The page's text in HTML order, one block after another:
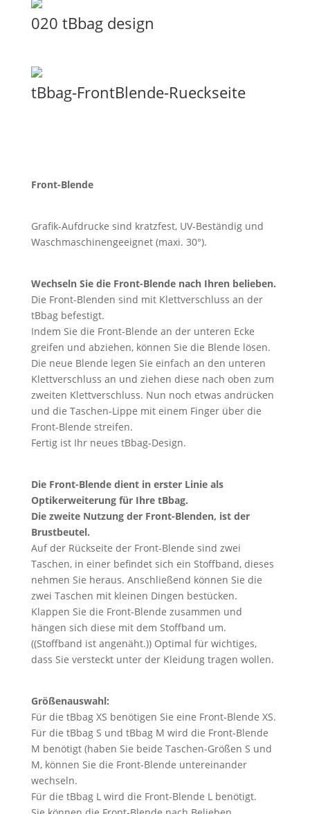
020 tBbag design
tBbag-FrontBlende-Rueckseite
Front-Blende
Grafik-Aufdrucke sind kratzfest, UV-Beständig und
Waschmaschinengeeignet (maxi. 30°).
Wechseln Sie die Front-Blende nach Ihren belieben.
Die Front-Blenden sind mit Klettverschluss an der
tBbag befestigt.
Indem Sie die Front-Blende an der unteren Ecke
greifen und abziehen, können Sie die Blende lösen.
Die neue Blende legen Sie einfach an den unteren
Klettverschluss an und ziehen diese nach oben zum
zweiten Klettverschluss. Nun noch etwas andrücken
und die Taschen-Lippe mit einem Finger über die
Front-Blende streifen.
Fertig ist Ihr neues tBbag-Design.
Die Front-Blende dient in erster Linie als
Optikerweiterung für Ihre tBbag.
Die zweite Nutzung der Front-Blenden, ist der
Brustbeutel.
Auf der Rückseite der Front-Blende sind zwei
Taschen, in einer befindet sich ein Stoffband, dieses
nehmen Sie heraus. Anschließend können Sie die
zwei Taschen mit kleinen Dingen bestücken.
Klappen Sie die Front-Blende zusammen und
hängen sich diese mit dem Stoffband um.
((Stoffband ist angenäht.)) Optimal für wichtiges,
dass Sie versteckt unter der Kleidung tragen wollen.
Größenauswahl:
Für die tBbag XS benötigen Sie eine Front-Blende XS.
Für die tBbag S und tBbag M wird die Front-Blende
M benötigt (haben Sie beide Taschen-Größen S und
M, können Sie die Front-Blende untereinander
wechseln.
Für die tBbag L wird die Front-Blende L benötigt.